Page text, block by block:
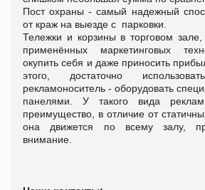
Пост охраны - самый надежный
от краж на выезде с парковки.
Тележки и корзины в торговом
применённых маркетинговых
окупить себя и даже приносить
этого, достаточно
рекламоноситель - оборудовать
панелями. У такого вида
преимущество, в отличие от
она движется по всему залу,
внимание.